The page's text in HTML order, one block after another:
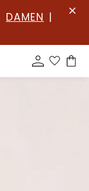
DAMEN |